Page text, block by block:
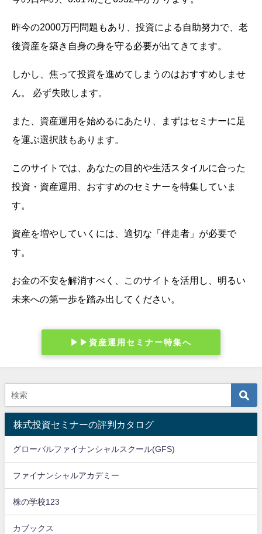
昨今の2000万円問題もあり、投資による自助努力で、老
後資産を築き自身の身を守る必要が出てきてます。
しかし、焦って投資を進めてしまうのはおすすめしませ
ん。 必ず失敗します。
また、資産運用を始めるにあたり、まずはセミナーに足
を運ぶ選択肢もあります。
このサイトでは、あなたの目的や生活スタイルに合った
投資・資産運用、おすすめのセミナーを特集していま
す。
資産を増やしていくには、適切な「伴走者」が必要で
す。
お金の不安を解消すべく、このサイトを活用し、明るい
未来への第一歩を踏み出してください。
▶︎▶︎資産運用セミナー特集へ
株式投資セミナーの評判カタログ
グローバルファイナンシャルスクール(GFS)
ファイナンシャルアカデミー
株の学校123
カブックス